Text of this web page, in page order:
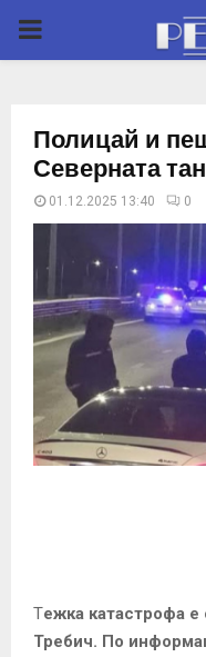
P
M
R
M
U
Полицай и
Северната
01.12.2025 13:40 0
Тежка катастрофа е
Требич. По